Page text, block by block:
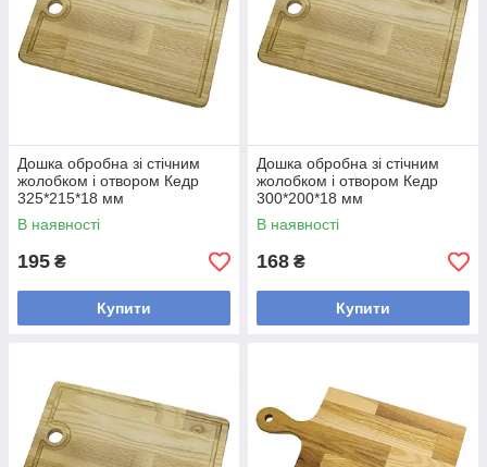
Дошка обробна зі стічним
жолобком і отвором Кедр
325*215*18 мм
В наявності
195 ₴
Купити
Дошка обробна зі стічним
жолобком і отвором Кедр
300*200*18 мм
В наявності
168 ₴
Купити